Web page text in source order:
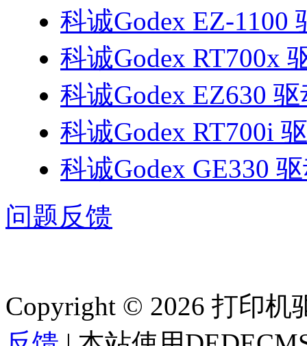
科诚Godex EZ-1100
科诚Godex RT700x
科诚Godex EZ630
科诚Godex RT700i
科诚Godex GE330
问题反馈
Copyright © 2026 打印